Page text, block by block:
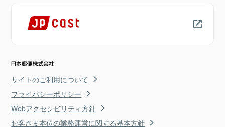
サイトのご利用について
プライバシーポリシー
Webアクセシビリティ方針
お客さま本位の業務運営に関する基本方針